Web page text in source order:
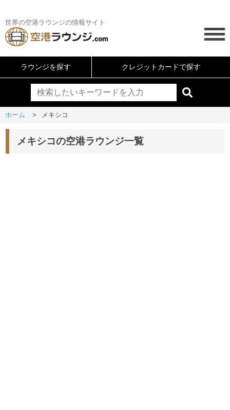
世界の空港ラウンジの情報サイト
ラウンジを探す クレジットカードで探す
ホーム メキシコ
メキシコの空港ラウンジ一覧